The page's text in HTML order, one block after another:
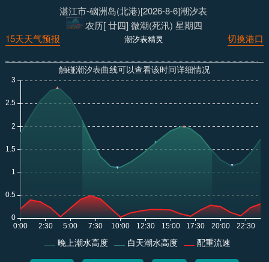
湛江市-硇洲岛(北港)[2026-8-6]潮汐表
农历[ 廿四] 微潮(死汛) 星期四
切换港口
潮汐表精灵
15天天气预报
触碰潮汐表曲线可以查看该时间详细情况
晚上潮水高度 白天潮水高度 配重流速